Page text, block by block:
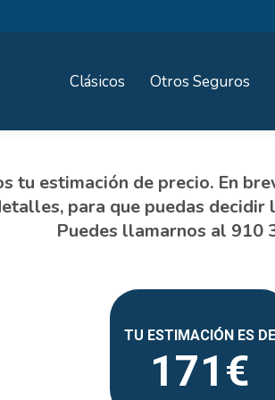
Clásicos Otros Seguros
171